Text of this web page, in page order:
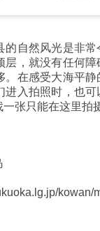
的自然风光是非
层，就没有任何
。在感受大海平
进入拍照时，也
张只能在这里拍
kowan/